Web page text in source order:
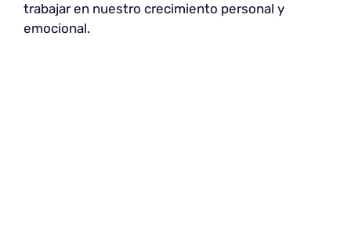
trabajar en nuestro crecimiento personal y
emocional.